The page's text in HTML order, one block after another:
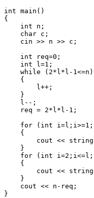
int main ()
{
int
n ;
char c ;
cin >> n >> c ;
int
req=0 ;
int
l =1 ;
while
( 2* l * l - 1 <=n )
{
l ++ ;
}
l -- ;
req = 2* l * l - 1 ;
for
( int i =l ; i >=1 ;
{
cout << string
}
for
( int i =2 ; i <=l ;
{
cout << string
}
cout << n - req ;
}